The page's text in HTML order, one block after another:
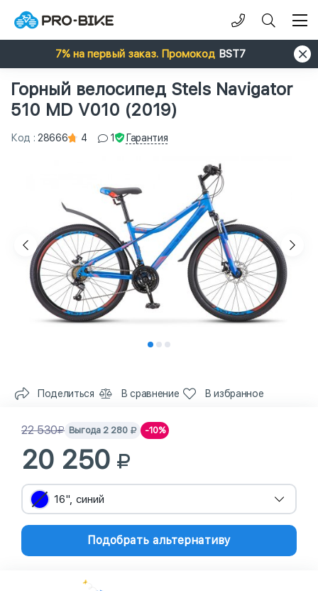
7% на первый заказ. Промокод BST7
Горный велосипед Stels Navigator
510 MD V010 (2019)
Код : 28666 4 1 Гарантия
Поделиться В сравнение В избранное
22 530 Выгода2 280 -10%
20 250
16", синий
Подобрать альтернативу